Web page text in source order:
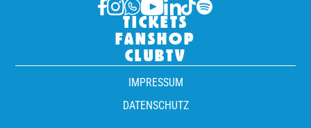
TICKETS
FANSHOP
CLUBTV
IMPRESSUM
DATENSCHUTZ